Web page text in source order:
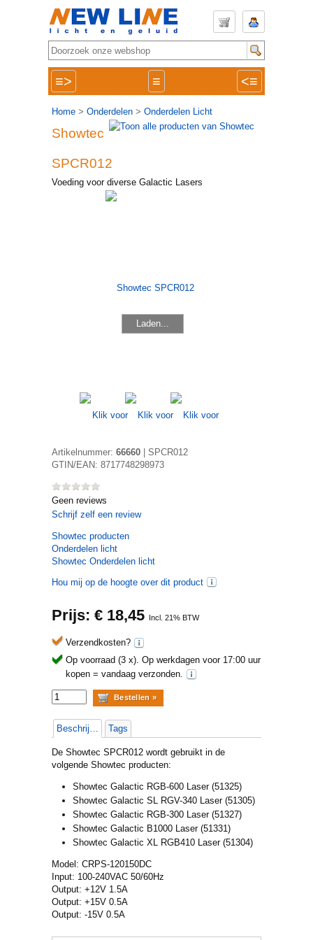
≡> ≡ <≡
Home > Onderdelen > Onderdelen Licht
Showtec
SPCR012
Voeding voor diverse Galactic Lasers
Laden...
Artikelnummer: 66660
SPCR012
GTIN/EAN: 8717748298973
Geen reviews
Schrijf zelf een review
Showtec producten
Onderdelen licht
Showtec Onderdelen licht
Hou mij op de hoogte over dit product
Prijs: € 18,45 Incl. 21% BTW
Verzendkosten?
Op voorraad (3 x). Op werkdagen voor 17:00 uur
kopen = vandaag verzonden.
Beschrijving Tags
De Showtec SPCR012 wordt gebruikt in de
volgende Showtec producten:
Showtec Galactic RGB-600 Laser (51325)
Showtec Galactic SL RGV-340 Laser (51305)
Showtec Galactic RGB-300 Laser (51327)
Showtec Galactic B1000 Laser (51331)
Showtec Galactic XL RGB410 Laser (51304)
Model: CRPS-120150DC
Input: 100-240VAC 50/60Hz
Output: +12V 1.5A
Output: +15V 0.5A
Output: -15V 0.5A